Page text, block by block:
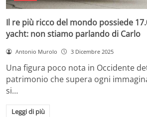
Il re più ricco del mondo possiede
yacht: non stiamo parlando di Carlo
Antonio Murolo 3 Dicembre 2025
Una figura poco nota in Occidente
patrimonio che supera ogni
si…
Leggi di più